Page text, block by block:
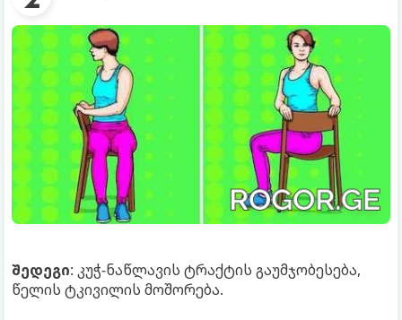
შედეგი: კუჭ-ნაწლავის ტრაქტის გაუმჯობესება,
წელის ტკივილის მოშორება.